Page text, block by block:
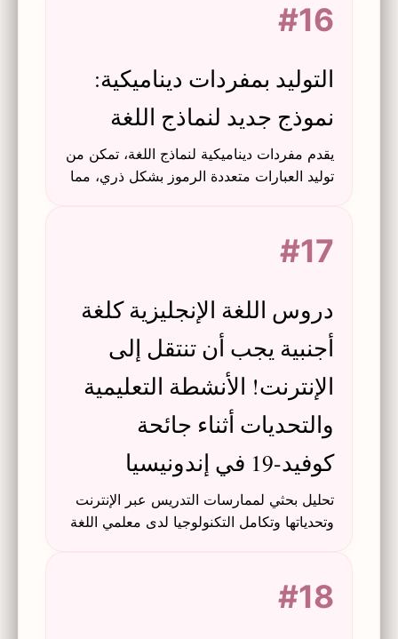
الاستدلال.
#16
التوليد بمفردات ديناميكية:
نموذج جديد لنماذج اللغة
يقدم مفردات ديناميكية لنماذج اللغة، تمكن من
توليد العبارات متعددة الرموز بشكل ذري، مما
#17
دروس اللغة الإنجليزية كلغة
أجنبية يجب أن تنتقل إلى
الإنترنت! الأنشطة التعليمية
والتحديات أثناء جائحة
كوفيد-19 في إندونيسيا
تحليل بحثي لممارسات التدريس عبر الإنترنت
وتحدياتها وتكامل التكنولوجيا لدى معلمي اللغة
#18